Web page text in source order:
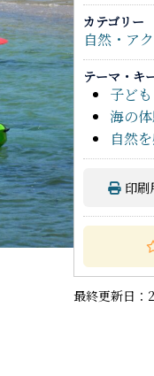
カテゴリー
自然・ア
テーマ・キ
子ど
海の
自然
印刷
最終更新日：